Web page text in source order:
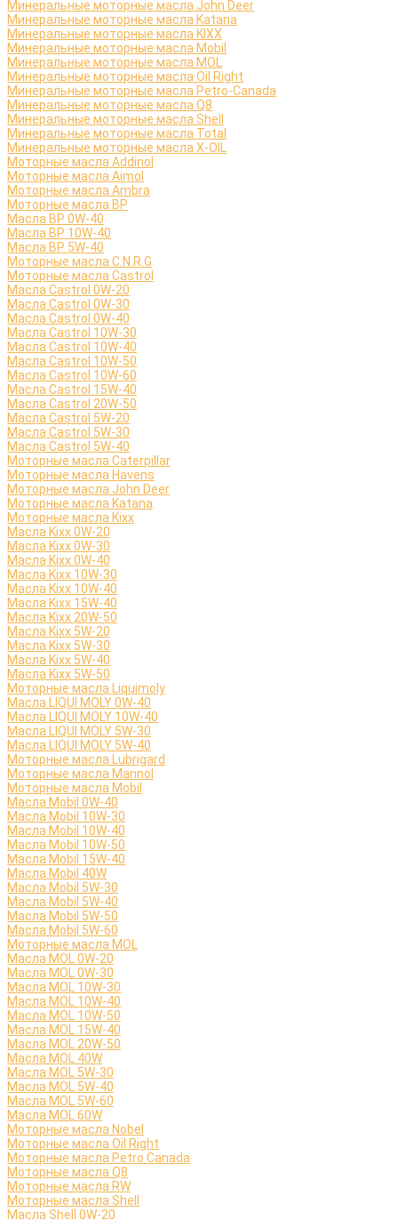
Минеральные моторные масла John Deer
Минеральные моторные масла Katana
Минеральные моторные масла KIXX
Минеральные моторные масла Mobil
Минеральные моторные масла MOL
Минеральные моторные масла Oil Right
Минеральные моторные масла Petro-Canada
Минеральные моторные масла Q8
Минеральные моторные масла Shell
Минеральные моторные масла Total
Минеральные моторные масла X-OIL
Моторные масла Addinol
Моторные масла Aimol
Моторные масла Ambra
Моторные масла BP
Масла BP 0W-40
Масла BP 10W-40
Масла BP 5W-40
Моторные масла C.N.R.G
Моторные масла Castrol
Масла Castrol 0W-20
Масла Castrol 0W-30
Масла Castrol 0W-40
Масла Castrol 10W-30
Масла Castrol 10W-40
Масла Castrol 10W-50
Масла Castrol 10W-60
Масла Castrol 15W-40
Масла Castrol 20W-50
Масла Castrol 5W-20
Масла Castrol 5W-30
Масла Castrol 5W-40
Моторные масла Caterpillar
Моторные масла Havens
Моторные масла John Deer
Моторные масла Katana
Моторные масла Kixx
Масла Kixx 0W-20
Масла Kixx 0W-30
Масла Kixx 0W-40
Масла Kixx 10W-30
Масла Kixx 10W-40
Масла Kixx 15W-40
Масла Kixx 20W-50
Масла Kixx 5W-20
Масла Kixx 5W-30
Масла Kixx 5W-40
Масла Kixx 5W-50
Моторные масла Liquimoly
Масла LIQUI MOLY 0W-40
Масла LIQUI MOLY 10W-40
Масла LIQUI MOLY 5W-30
Масла LIQUI MOLY 5W-40
Моторные масла Lubrigard
Моторные масла Mannol
Моторные масла Mobil
Масла Mobil 0W-40
Масла Mobil 10W-30
Масла Mobil 10W-40
Масла Mobil 10W-50
Масла Mobil 15W-40
Масла Mobil 40W
Масла Mobil 5W-30
Масла Mobil 5W-40
Масла Mobil 5W-50
Масла Mobil 5W-60
Моторные масла MOL
Масла MOL 0W-20
Масла MOL 0W-30
Масла MOL 10W-30
Масла MOL 10W-40
Масла MOL 10W-50
Масла MOL 15W-40
Масла MOL 20W-50
Масла MOL 40W
Масла MOL 5W-30
Масла MOL 5W-40
Масла MOL 5W-60
Масла MOL 60W
Моторные масла Nobel
Моторные масла Oil Right
Моторные масла Petro Canada
Моторные масла Q8
Моторные масла RW
Моторные масла Shell
Масла Shell 0W-20